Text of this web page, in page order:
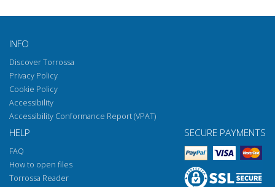
erranze e conversioni nel teatro delle
lingue seicentesco
Il progetto di ricerca L'Ebreo errante e la
struttura narrativa del Volksbuch di Ahasve
rus (1602)
preliminare sul caso di Livorno
INFO
Discover Torrossa
Privacy Policy
Cookie Policy
Accessibility
Accessibility Conformance Report (VPAT)
HELP
FAQ
How to open files
Torrossa Reader
SECURE PAYMENTS